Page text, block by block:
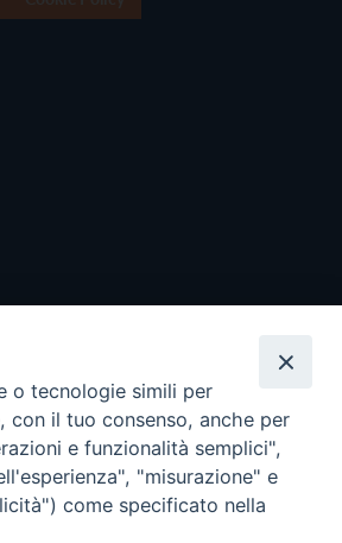
o tecnologie simili per
con il tuo consenso, anche per
e funzionalità semplici",
"misurazione" e
come specificato nella